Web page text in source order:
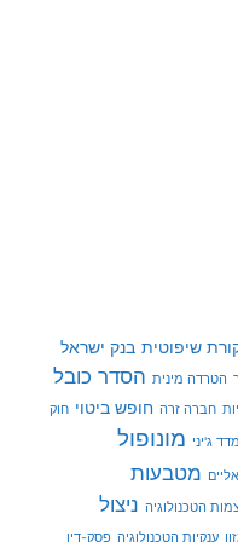
שיפוטית בנק ישראל
הטרדה מינית הסדר כובל
חברה זרה חופש ביטוי חוק
מדד ג'יני מונופול
מטבעות
הטכנולוגיה ניצול
ענקיות הטכנולוגיה פסק-דין